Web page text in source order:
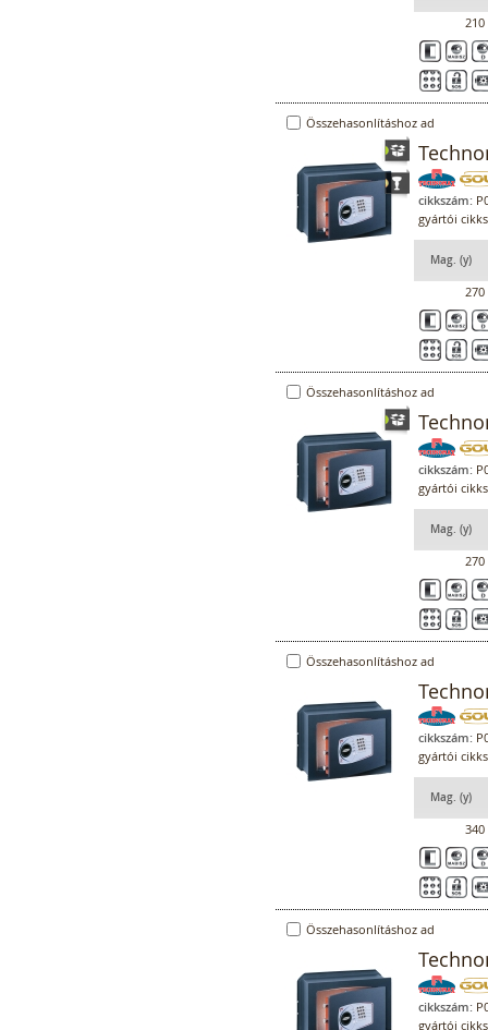
210
Összehasonlításhoz ad
cikkszám:
gyártói
Mag. (y)
270
Összehasonlításhoz ad
cikkszám:
gyártói
Mag. (y)
270
Összehasonlításhoz ad
cikkszám:
gyártói
Mag. (y)
340
Összehasonlításhoz ad
cikkszám:
gyártói